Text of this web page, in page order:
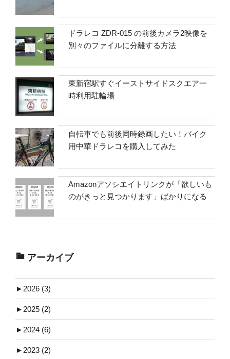
ドラレコ ZDR-015 の前後カメラ2映像を
別々のファイルに分離する方法
東新宿駅すぐイーストサイドスクエア一
時利用駐輪場
自転車でも前後同時録画したい！バイク
用中華ドラレコを購入してみた
Amazonアソシエイトリンクが「欲しいも
のがきっと見つかります」ばかりになる
アーカイブ
► 2026 (3)
► 2025 (2)
► 2024 (6)
► 2023 (2)